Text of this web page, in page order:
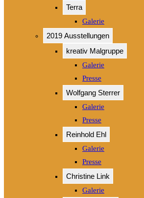
Terra
Galerie
2019 Ausstellungen
kreativ Malgruppe
Galerie
Presse
Wolfgang Sterrer
Galerie
Presse
Reinhold Ehl
Galerie
Presse
Christine Link
Galerie